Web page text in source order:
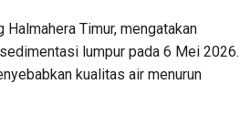
Timur, mengatakan
lumpur pada 6 Mei 2026.
kualitas air menurun